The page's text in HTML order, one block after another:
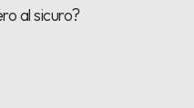
al sicuro?